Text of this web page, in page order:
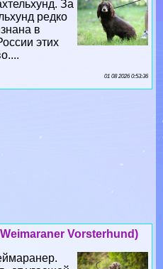
За
редко
в
этих
01 08 2026 0:53:36
Vorsterhund)